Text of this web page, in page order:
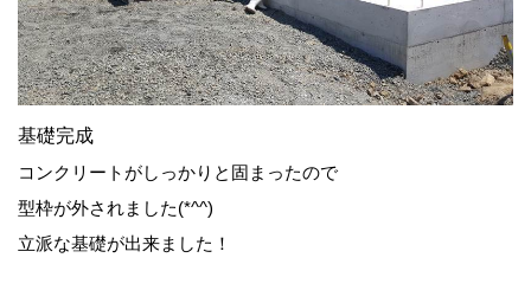
基礎完成
コンクリートがしっかりと固まったので
型枠が外されました(*^^)
立派な基礎が出来ました！